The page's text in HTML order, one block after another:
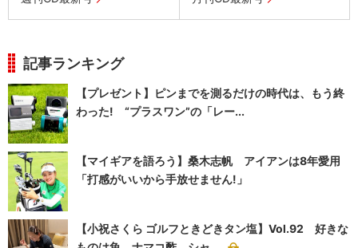
記事ランキング
【プレゼント】ピンまでを測るだけの時代は、もう終
わった! “プラスワン”の「レー...
【マイギアを語ろう】桑木志帆 アイアンは8年愛用
「打感がいいから手放せません!」
【小祝さくら ゴルフときどきタン塩】Vol.92 好きな